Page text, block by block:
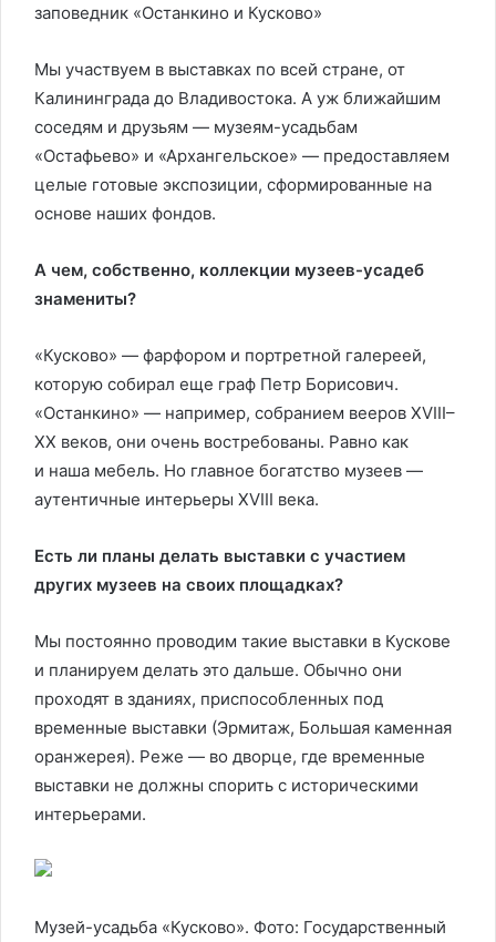
заповедник «Останкино и Кусково»
Мы участвуем в выставках по всей стране, от
Калининграда до Владивостока. А уж ближайшим
соседям и друзьям — музеям-усадьбам
«Остафьево» и «Архангельское» — предоставляем
целые готовые экспозиции, сформированные на
основе наших фондов.
А чем, собственно, коллекции музеев-усадеб
знамениты?
«Кусково» — фарфором и портретной галереей,
которую собирал еще граф Петр Борисович.
«Останкино» — например, собранием вееров XVIII–
XX веков, они очень востребованы. Равно как
и наша мебель. Но главное богатство музеев —
аутентичные интерьеры XVIII века.
Есть ли планы делать выставки с участием
других музеев на своих площадках?
Мы постоянно проводим такие выставки в Кускове
и планируем делать это дальше. Обычно они
проходят в зданиях, приспособленных под
временные выставки (Эрмитаж, Большая каменная
оранжерея). Реже — во дворце, где временные
выставки не должны спорить с историческими
интерьерами.
Музей-усадьба «Кусково». Фото: Государственный